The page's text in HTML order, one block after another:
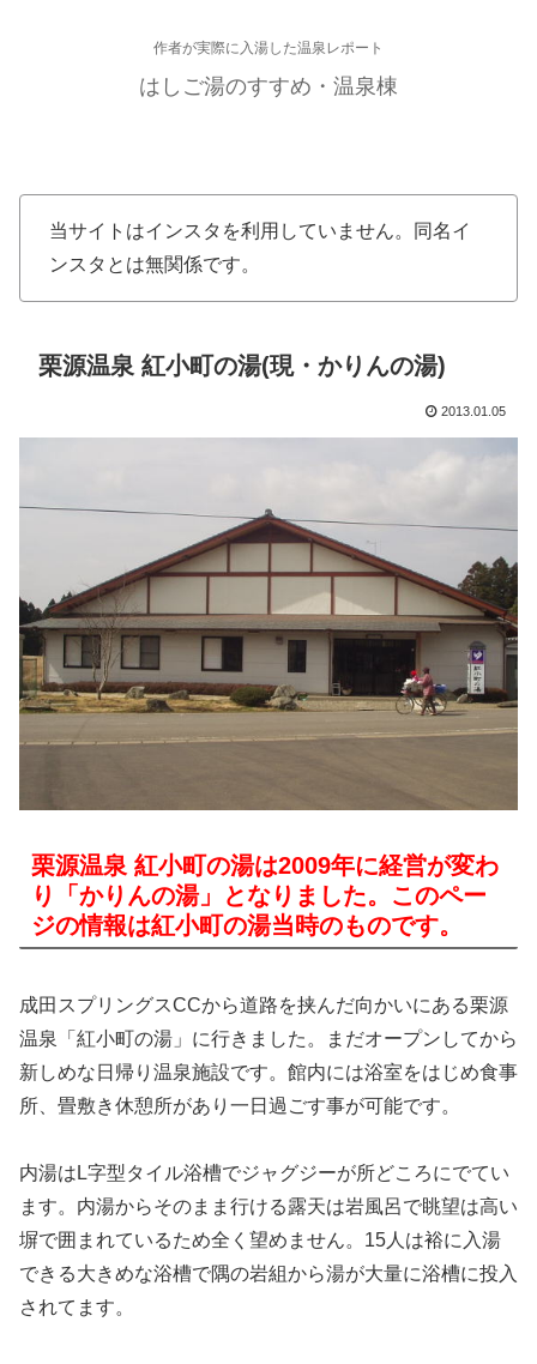
作者が実際に入湯した温泉レポート
はしご湯のすすめ・温泉棟
当サイトはインスタを利用していません。同名イ
ンスタとは無関係です。
栗源温泉 紅小町の湯(現・かりんの湯)
2013.01.05
栗源温泉 紅小町の湯は2009年に経営が変わ
り「かりんの湯」となりました。このペー
ジの情報は紅小町の湯当時のものです。
成田スプリングスCCから道路を挟んだ向かいにある栗源
温泉「紅小町の湯」に行きました。まだオープンしてから
新しめな日帰り温泉施設です。館内には浴室をはじめ食事
所、畳敷き休憩所があり一日過ごす事が可能です。
内湯はL字型タイル浴槽でジャグジーが所どころにでてい
ます。内湯からそのまま行ける露天は岩風呂で眺望は高い
塀で囲まれているため全く望めません。15人は裕に入湯
できる大きめな浴槽で隅の岩組から湯が大量に浴槽に投入
されてます。